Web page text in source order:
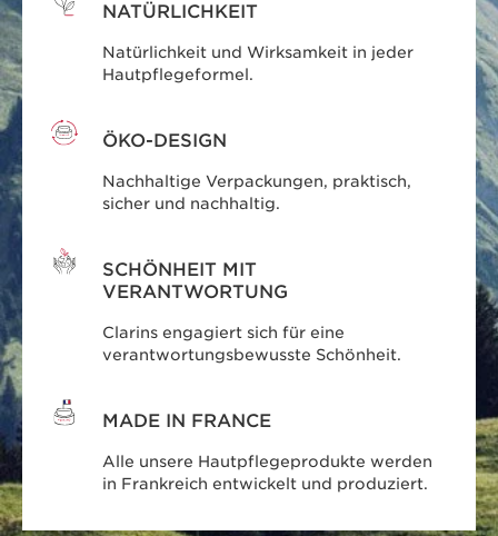
NATÜRLICHKEIT
Natürlichkeit und Wirksamkeit in jeder
Hautpflegeformel.
ÖKO-DESIGN
Nachhaltige Verpackungen, praktisch,
sicher und nachhaltig.
SCHÖNHEIT MIT
VERANTWORTUNG
Clarins engagiert sich für eine
verantwortungsbewusste Schönheit.
MADE IN FRANCE
Alle unsere Hautpflegeprodukte werden
in Frankreich entwickelt und produziert.